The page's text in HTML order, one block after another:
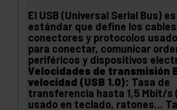
El USB (Universal Serial Bus)
estándar que define los
conectores y protocolos
para conectar, comunicar
periféricos y dispositivos
Velocidades de transmisión
velocidad (USB 1.0): Tasa de
transferencia hasta 1,5 Mbit/s
usado en teclado, ratones...